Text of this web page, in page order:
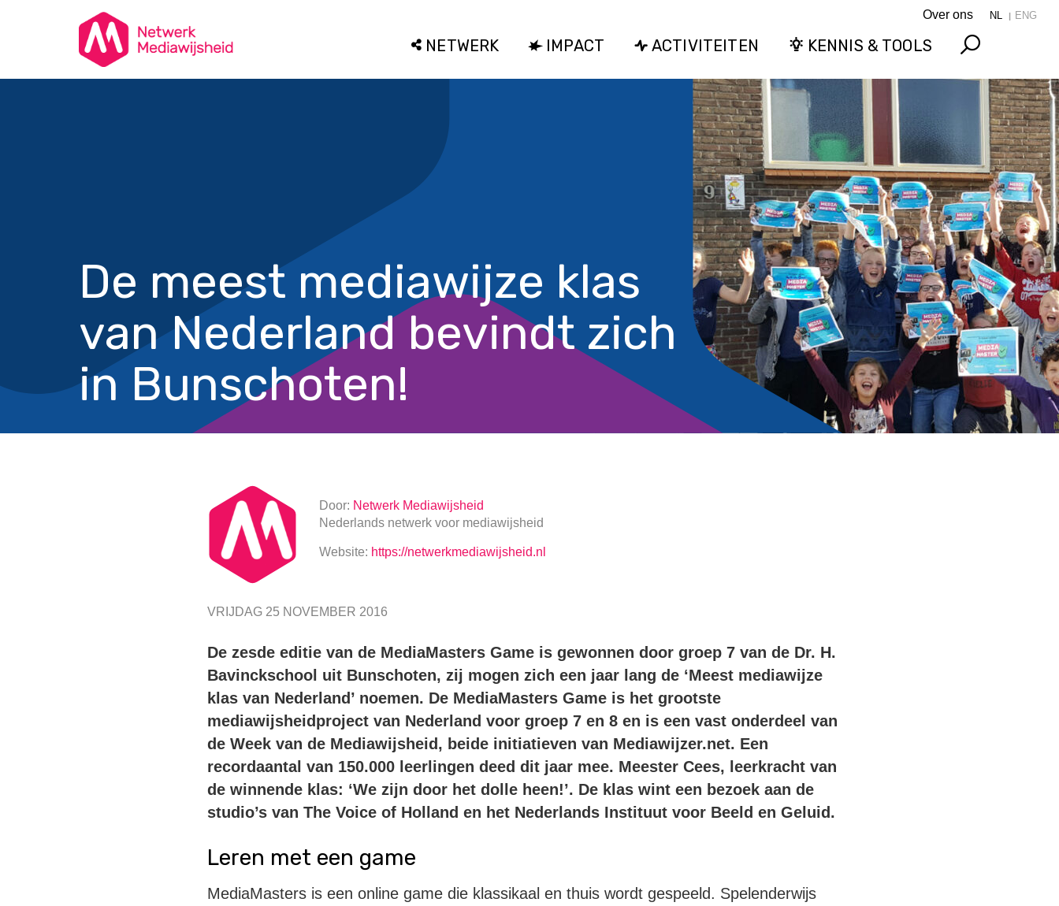
Over ons NL ENG
NETWERK IMPACT ACTIVITEITEN KENNIS & TOOLS
Search
De meest mediawijze klas
van Nederland bevindt zich
in Bunschoten!
Door: Netwerk Mediawijsheid
Nederlands netwerk voor mediawijsheid
Website: https://netwerkmediawijsheid.nl
VRIJDAG 25 NOVEMBER 2016
De zesde editie van de MediaMasters Game is gewonnen door groep 7 van de Dr. H.
Bavinckschool uit Bunschoten, zij mogen zich een jaar lang de ‘Meest mediawijze
klas van Nederland’ noemen. De MediaMasters Game is het grootste
mediawijsheidproject van Nederland voor groep 7 en 8 en is een vast onderdeel van
de Week van de Mediawijsheid, beide initiatieven van Mediawijzer.net. Een
recordaantal van 150.000 leerlingen deed dit jaar mee. Meester Cees, leerkracht van
de winnende klas: ‘We zijn door het dolle heen!’. De klas wint een bezoek aan de
studio’s van The Voice of Holland en het Nederlands Instituut voor Beeld en Geluid.
Leren met een game
MediaMasters is een online game die klassikaal en thuis wordt gespeeld. Spelenderwijs